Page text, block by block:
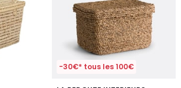
-30€* tous les 100€